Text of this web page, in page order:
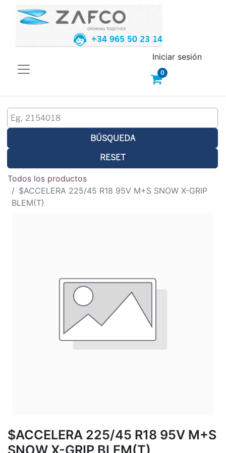
+34 965 50 23 14
0
Iniciar sesión
BÚSQUEDA
RESET
Todos los productos
$ACCELERA 225/45 R18 95V M+S SNOW X-GRIP
BLEM(T)
$ACCELERA 225/45 R18 95V M+S
SNOW X-GRIP BLEM(T)